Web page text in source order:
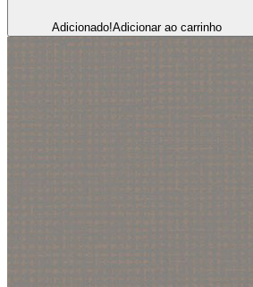
Adicionado!Adicionar ao carrinho